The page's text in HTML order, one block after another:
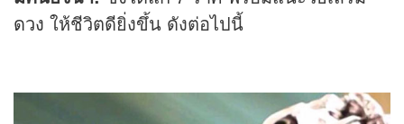
ดวง ให้ชีวิตดียิ่งขึ้น ดังต่อไปนี้